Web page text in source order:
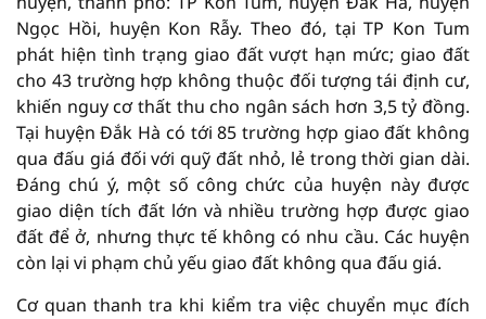
Ngọc Hồi, huyện Kon Rẫy. Theo đó, tại TP Kon Tum
phát hiện tình trạng giao đất vượt hạn mức; giao đất
cho 43 trường hợp không thuộc đối tượng tái định cư,
khiến nguy cơ thất thu cho ngân sách hơn 3,5 tỷ đồng.
Tại huyện Đắk Hà có tới 85 trường hợp giao đất không
qua đấu giá đối với quỹ đất nhỏ, lẻ trong thời gian dài.
Đáng chú ý, một số công chức của huyện này được
giao diện tích đất lớn và nhiều trường hợp được giao
đất để ở, nhưng thực tế không có nhu cầu. Các huyện
còn lại vi phạm chủ yếu giao đất không qua đấu giá.
Cơ quan thanh tra khi kiểm tra việc chuyển mục đích